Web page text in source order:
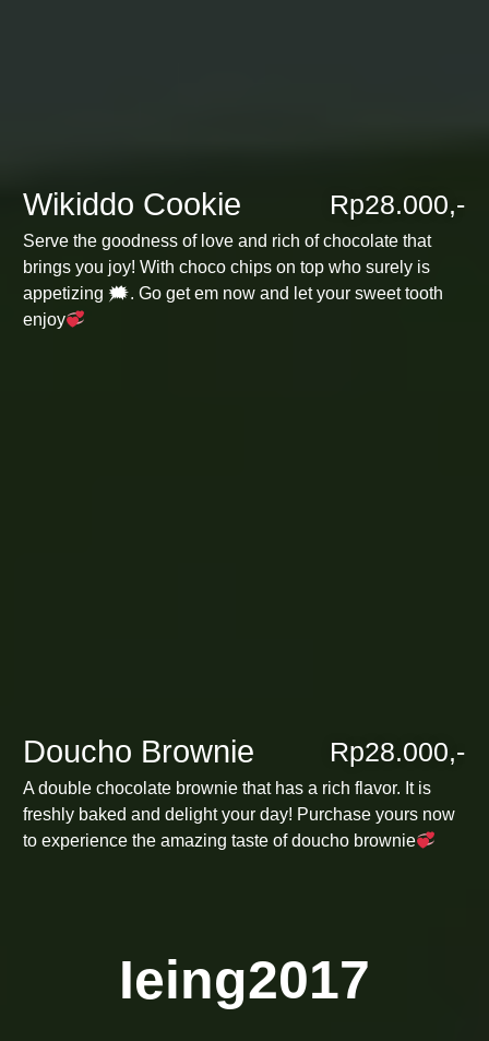
Wikiddo Cookie Rp28.000,-
Serve the goodness of love and rich of chocolate that
brings you joy! With choco chips on top who surely is
appetizing 🗯. Go get em now and let your sweet tooth
enjoy
Doucho Brownie Rp28.000,-
A double chocolate brownie that has a rich flavor. It is
freshly baked and delight your day! Purchase yours now
to experience the amazing taste of doucho brownie
Ieing2017